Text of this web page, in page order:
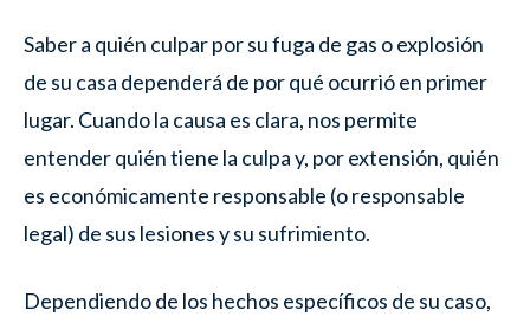
Saber a quién culpar por su fuga de gas o explosión
de su casa dependerá de por qué ocurrió en primer
lugar. Cuando la causa es clara, nos permite
entender quién tiene la culpa y, por extensión, quién
es económicamente responsable (o responsable
legal) de sus lesiones y su sufrimiento.
Dependiendo de los hechos específicos de su caso,